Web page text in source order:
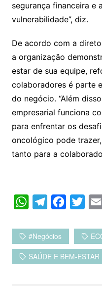
segurança financeira e
vulnerabilidade”, diz.
De acordo com a
a organização
estar de sua equipe,
colaboradores é parte
do negócio. “Além
empresarial funciona
para enfrentar os
oncológico pode
tanto para a
W
a
t
s
l
e
g
c
e
b
i
t
t
#negócios
SAÚDE E BEM-ESTAR